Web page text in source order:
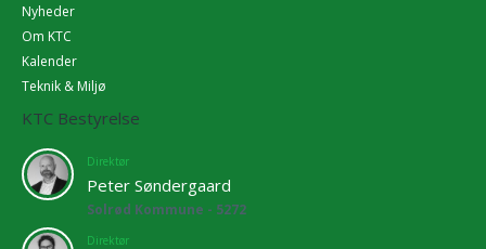
Nyheder
Om KTC
Kalender
Teknik & Miljø
KTC Bestyrelse
Direktør
Peter Søndergaard
Solrød Kommune - 5272
Direktør